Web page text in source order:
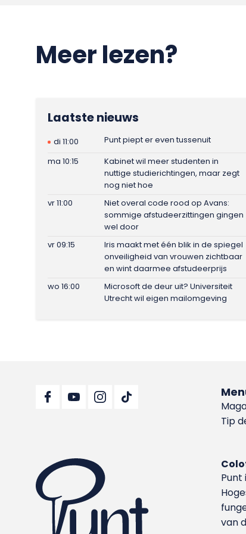
Meer lezen?
Laatste nieuws
di 11:00
Punt piept er even tussenuit
ma 10:15
Kabinet wil meer studenten in
nuttige studierichtingen, maar zegt
nog niet hoe
vr 11:00
Niet overal code rood op Avans:
sommige afstudeerzittingen gingen
wel door
vr 09:15
Iris maakt met één blik in de spiegel
onveiligheid van vrouwen zichtbaar
en wint daarmee afstudeerprijs
wo 16:00
Microsoft de deur uit? Universiteit
Utrecht wil eigen mailomgeving
Tip
van